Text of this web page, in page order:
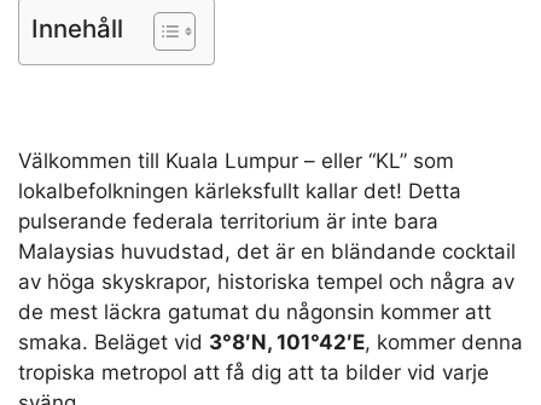
Innehåll
Välkommen till Kuala Lumpur – eller “KL” som
lokalbefolkningen kärleksfullt kallar det! Detta
pulserande federala territorium är inte bara
Malaysias huvudstad, det är en bländande cocktail
av höga skyskrapor, historiska tempel och några av
de mest läckra gatumat du någonsin kommer att
smaka. Beläget vid 3°8′N, 101°42′E, kommer denna
tropiska metropol att få dig att ta bilder vid varje